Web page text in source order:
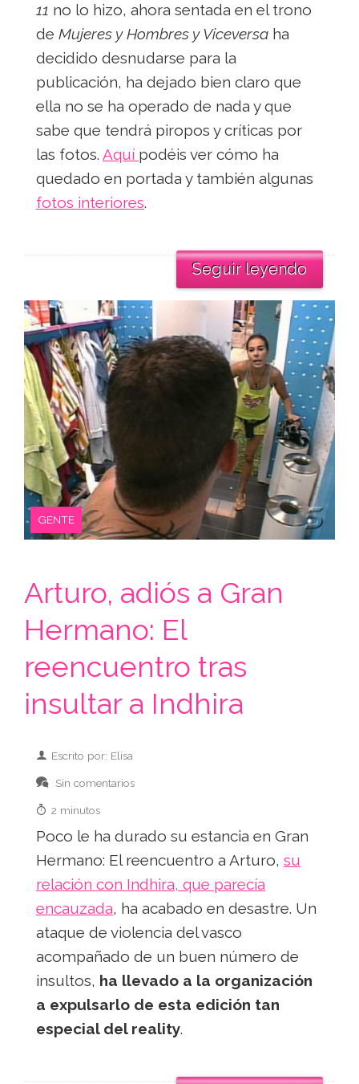
11 no lo hizo, ahora sentada en el trono
de Mujeres y Hombres y Viceversa ha
decidido desnudarse para la
publicación, ha dejado bien claro que
ella no se ha operado de nada y que
sabe que tendrá piropos y críticas por
las fotos. Aquí podéis ver cómo ha
quedado en portada y también algunas
fotos interiores.
Seguir leyendo
GENTE
Arturo, adiós a Gran
Hermano: El
reencuentro tras
insultar a Indhira
Escrito por: Elisa
Sin comentarios
2 minutos
Poco le ha durado su estancia en Gran
Hermano: El reencuentro a Arturo, su
relación con Indhira, que parecía
encauzada, ha acabado en desastre. Un
ataque de violencia del vasco
acompañado de un buen número de
insultos, ha llevado a la organización
a expulsarlo de esta edición tan
especial del reality.